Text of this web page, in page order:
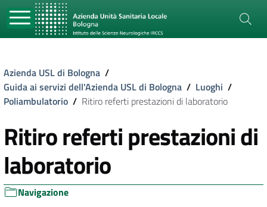
Azienda USL di Bologna /
Guida ai servizi dell'Azienda USL di Bologna / Luoghi /
Poliambulatorio / Ritiro referti prestazioni di laboratorio
Ritiro referti prestazioni di
laboratorio
Navigazione